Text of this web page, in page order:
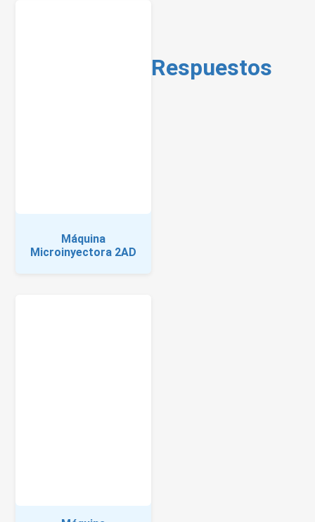
Máquina
Microinyectora 2AD
Respuestos